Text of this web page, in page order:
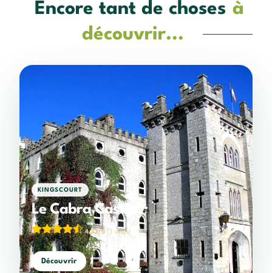
Encore tant de choses à
découvrir...
KINGSCOURT
Le Cabra Castle
4,33/5 (3 votes)
Découvrir